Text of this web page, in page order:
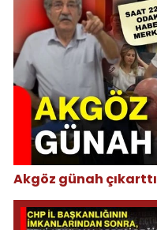
Akgöz günah çıkarttı